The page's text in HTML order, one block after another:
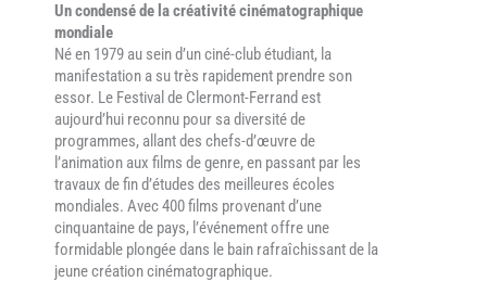
Un condensé de la créativité cinématographique
mondiale
Né en 1979 au sein d’un ciné-club étudiant, la
manifestation a su très rapidement prendre son
essor. Le Festival de Clermont-Ferrand est
aujourd’hui reconnu pour sa diversité de
programmes, allant des chefs-d’œuvre de
l’animation aux films de genre, en passant par les
travaux de fin d’études des meilleures écoles
mondiales. Avec 400 films provenant d’une
cinquantaine de pays, l’événement offre une
formidable plongée dans le bain rafraîchissant de la
jeune création cinématographique.